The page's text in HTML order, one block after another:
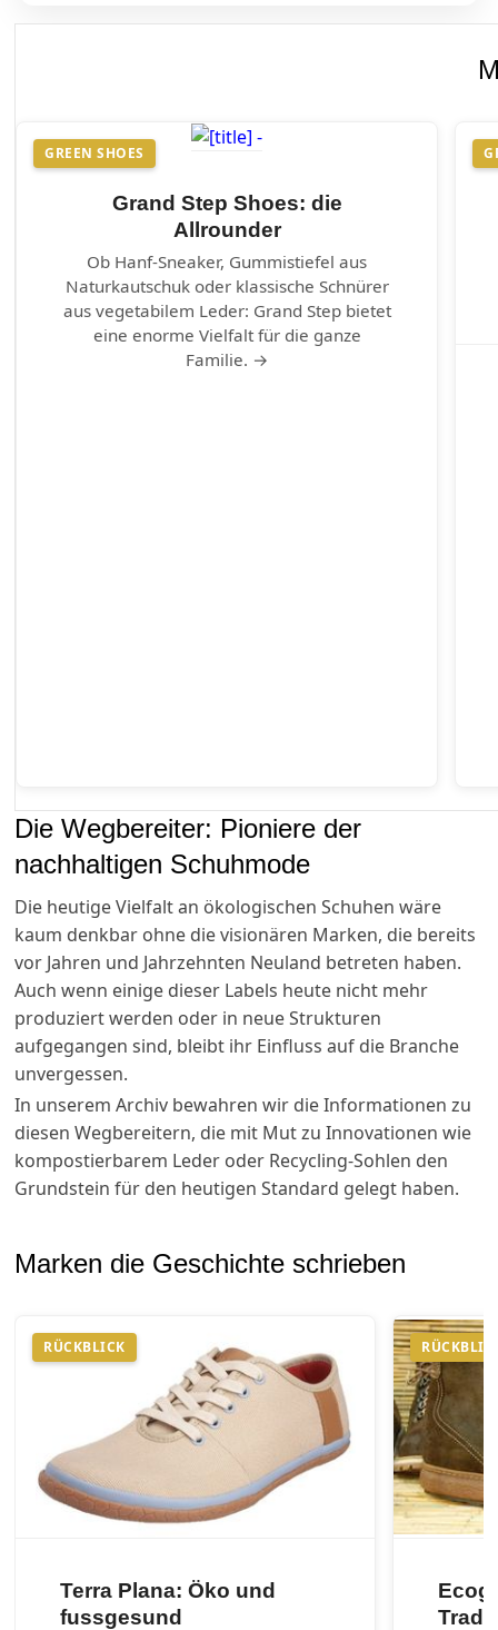
GREEN SHOES
Grand Step Shoes: die
Allrounder
Ob Hanf-Sneaker, Gummistiefel aus
Naturkautschuk oder klassische Schnürer
aus vegetabilem Leder: Grand Step bietet
eine enorme Vielfalt für die ganze
Familie. →
Die Wegbereiter: Pioniere der
nachhaltigen Schuhmode
Die heutige Vielfalt an ökologischen Schuhen wäre
kaum denkbar ohne die visionären Marken, die bereits
vor Jahren und Jahrzehnten Neuland betreten haben.
Auch wenn einige dieser Labels heute nicht mehr
produziert werden oder in neue Strukturen
aufgegangen sind, bleibt ihr Einfluss auf die Branche
unvergessen.
In unserem Archiv bewahren wir die Informationen zu
diesen Wegbereitern, die mit Mut zu Innovationen wie
kompostierbarem Leder oder Recycling-Sohlen den
Grundstein für den heutigen Standard gelegt haben.
Marken die Geschichte schrieben
RÜCKBLICK
Terra Plana: Öko und
fussgesund